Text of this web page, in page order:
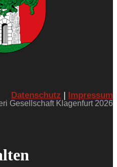
Datenschutz Impressum
Gesellschaft Klagenfurt 2026